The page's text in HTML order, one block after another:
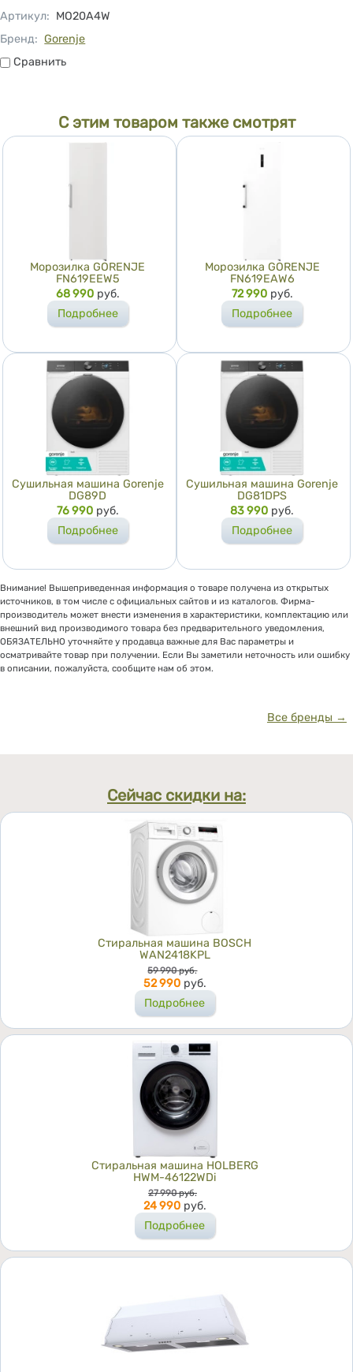
Артикул: MO20A4W
Бренд: Gorenje
СравнитьСравнить
С этим товаром также смотрят
Морозилка GORENJE
FN619EEW5
Цена
68 990 руб.
Подробнее
Морозилка GORENJE
FN619EAW6
Цена
72 990 руб.
Подробнее
Сушильная машина Gorenje
DG89D
Цена
76 990 руб.
Подробнее
Сушильная машина Gorenje
DG81DPS
Цена
83 990 руб.
Подробнее
Внимание! Вышеприведенная информация о товаре получена из открытых
источников, в том числе с официальных сайтов и из каталогов. Фирма-
производитель может внести изменения в характеристики, комплектацию или
внешний вид производимого товара без предварительного уведомления,
ОБЯЗАТЕЛЬНО уточняйте у продавца важные для Вас параметры и
осматривайте товар при получении. Если Вы заметили неточность или ошибку
в описании, пожалуйста, сообщите нам об этом.
Все бренды →
Сейчас скидки на:
Стиральная машина BOSCH
WAN2418KPL
Цена
59 990 руб.
52 990 руб.
Подробнее
Стиральная машина HOLBERG
HWM-46122WDi
Цена
27 990 руб.
24 990 руб.
Подробнее